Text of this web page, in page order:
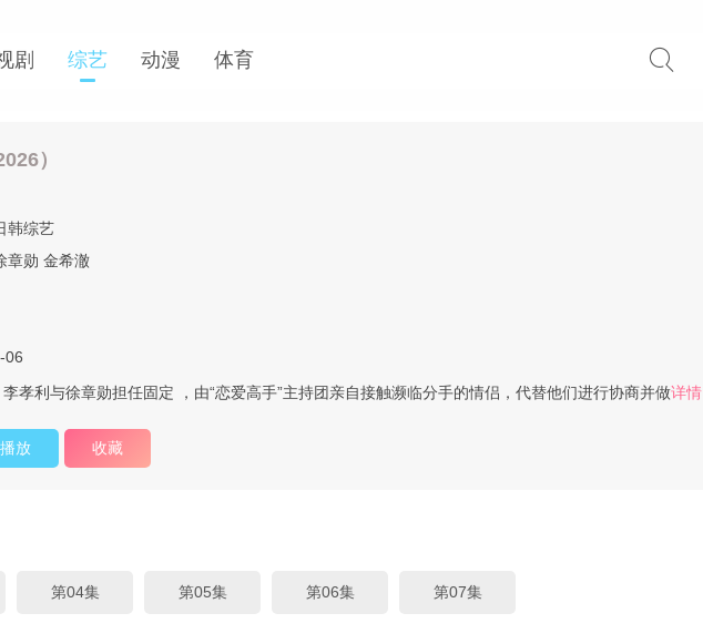
剧 综艺 动漫 体育
）
韩综艺
章勋 金希澈
06
孝利与徐章勋担任固定 ，由“恋爱高手”主持团亲自接触濒临分手的情侣，代替他们进行协商并做详情
放 收藏
第04集 第05集 第06集 第07集